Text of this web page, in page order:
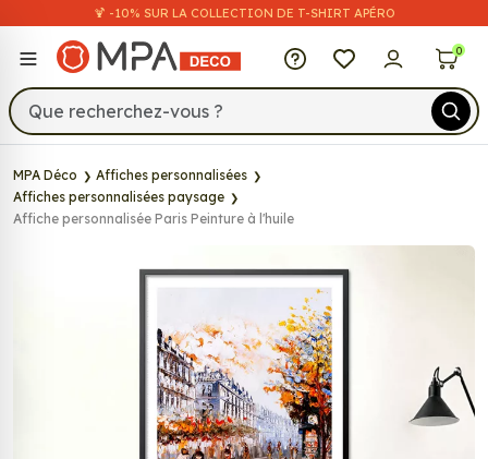
🍹 -10% SUR LA COLLECTION DE T-SHIRT APÉRO
MPA Déco 0
MPA Déco
Affiches personnalisées
Affiches personnalisées paysage
Affiche personnalisée Paris Peinture à l'huile